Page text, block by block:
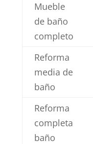
Mueble
de baño
completo
Reforma
media de
baño
Reforma
completa
baño